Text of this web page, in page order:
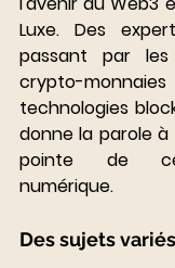
Luxe. Des
passant par les
crypto-
technologies
donne la parole
pointe de
numérique.
Des sujets